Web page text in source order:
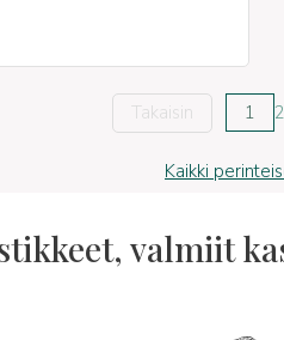
Takaisin 1 2
Kaikki
valmiit